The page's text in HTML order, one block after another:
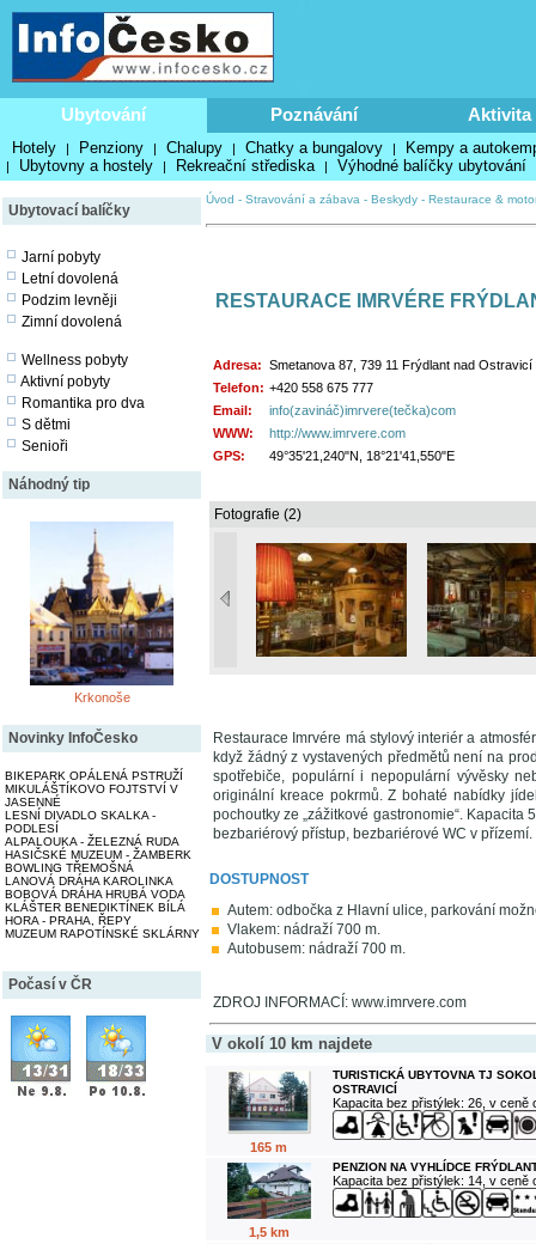
Ubytování Poznávání Aktivita
Hotely | Penziony | Chalupy | Chatky a bungalovy | Kempy a
| Ubytovny a hostely | Rekreační střediska | Výhodné balíčky ubytování
Ubytovací balíčky
Jarní pobyty
Letní dovolená
Podzim levněji
Zimní dovolená
Wellness pobyty
Aktivní pobyty
Romantika pro dva
S dětmi
Senioři
Náhodný tip
Krkonoše
Novinky InfoČesko
BIKEPARK OPÁLENÁ PSTRUŽÍ
MIKULÁŠTÍKOVO FOJTSTVÍ V
JASENNÉ
LESNÍ DIVADLO SKALKA -
PODLESÍ
ALPALOUKA - ŽELEZNÁ RUDA
HASIČSKÉ MUZEUM - ŽAMBERK
BOWLING TŘEMOŠNÁ
LANOVÁ DRÁHA KAROLINKA
BOBOVÁ DRÁHA HRUBÁ VODA
KLÁŠTER BENEDIKTÍNEK BÍLÁ
HORA - PRAHA, ŘEPY
MUZEUM RAPOTÍNSKÉ SKLÁRNY
Počasí v ČR
Úvod - Stravování a zábava - Beskydy - Restaurace &
RESTAURACE IMRVÉRE
Adresa: Smetanova 87, 739 11 Frýdlant nad Ostravicí
Telefon: +420 558 675 777
Email:
info(zavináč)imrvere(tečka)com
WWW:
http://www.imrvere.com
GPS:
49°35'21,240"N, 18°21'41,550"E
Fotografie (2)
Restaurace Imrvére má stylový interiér a
když žádný z vystavených předmětů není na
spotřebiče, populární i nepopulární vývěsky
originální kreace pokrmů. Z bohaté nabídky
pochoutky ze „zážitkové gastronomie“.
bezbariérový přístup, bezbariérové WC v
DOSTUPNOST
Autem: odbočka z Hlavní ulice, parkování
Vlakem: nádraží 700 m.
Autobusem: nádraží 700 m.
ZDROJ INFORMACÍ: www.imrvere.com
V okolí 10 km najdete
165 m
TURISTICKÁ UBYTOVNA TJ
OSTRAVICÍ
Kapacita bez přistýlek: 26, v ceně
1,5 km
PENZION NA VYHLÍDCE
Kapacita bez přistýlek: 14, v ceně